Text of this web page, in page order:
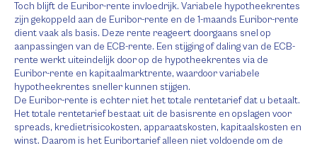
Toch blijft de Euribor-rente invloedrijk. Variabele hypotheekrentes
zijn gekoppeld aan de Euribor-rente en de 1-maands Euribor-rente
dient vaak als basis. Deze rente reageert doorgaans snel op
aanpassingen van de ECB-rente. Een stijging of daling van de ECB-
rente werkt uiteindelijk door op de hypotheekrentes via de
Euribor-rente en kapitaalmarktrente, waardoor variabele
hypotheekrentes sneller kunnen stijgen.
De Euribor-rente is echter niet het totale rentetarief dat u betaalt.
Het totale rentetarief bestaat uit de basisrente en opslagen voor
spreads, kredietrisicokosten, apparaatskosten, kapitaalskosten en
winst. Daarom is het Euribortarief alleen niet voldoende om de